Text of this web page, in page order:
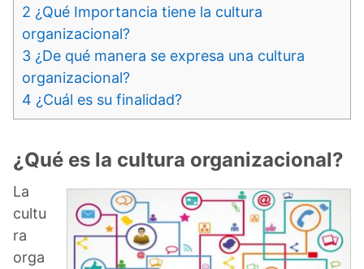
2 ¿Qué Importancia tiene la cultura
organizacional?
3 ¿De qué manera se expresa una cultura
organizacional?
4 ¿Cuál es su finalidad?
¿Qué es la cultura organizacional?
La
cultu
ra
orga